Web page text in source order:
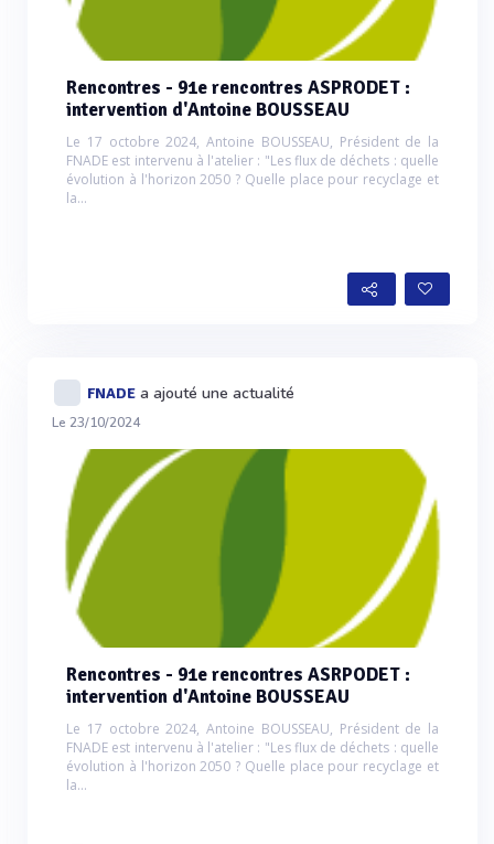
Rencontres - 91e rencontres ASPRODET :
intervention d'Antoine BOUSSEAU
Le 17 octobre 2024, Antoine BOUSSEAU, Président de la
FNADE est intervenu à l'atelier : "Les flux de déchets : quelle
évolution à l'horizon 2050 ? Quelle place pour recyclage et
la...
FNADE a ajouté une actualité
Le 23/10/2024
Rencontres - 91e rencontres ASRPODET :
intervention d'Antoine BOUSSEAU
Le 17 octobre 2024, Antoine BOUSSEAU, Président de la
FNADE est intervenu à l'atelier : "Les flux de déchets : quelle
évolution à l'horizon 2050 ? Quelle place pour recyclage et
la...